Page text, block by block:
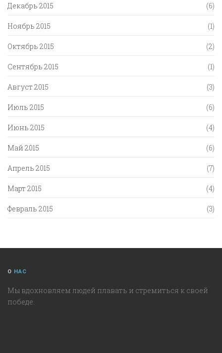
Декабрь 2015 (6)
Ноябрь 2015 (1)
Октябрь 2015 (2)
Сентябрь 2015 (1)
Август 2015 (3)
Июль 2015 (6)
Июнь 2015 (4)
Май 2015 (6)
Апрель 2015 (7)
Март 2015 (4)
Февраль 2015 (3)
О НАС
Мы вдохновляем людей плавать и стремиться к своей
победе.